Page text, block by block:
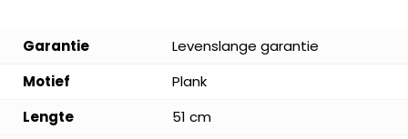
Garantie
Levenslange garantie
Motief
Plank
Lengte
51 cm